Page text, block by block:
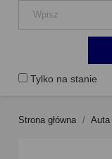
Tylko na stanie
Strona główna Auta